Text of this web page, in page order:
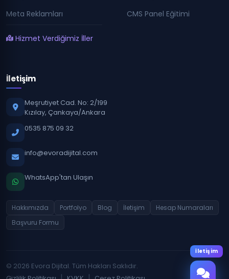
Meta Reklamları
Hizmet Verdiğimiz İller
CMS Panel Eğitimi
İletişim
Meşrutiyet Cad. No: 2/199
Kızılay, Çankaya/Ankara
0535 875 09 32
info@evoradijital.com
WhatsApp'tan Ulaşın
Hakkımızda Portfolyo Blog İletişim
Hesap Numaraları
Başvuru Formu
© 2026 Evora Dijital. Tüm Hakları Saklıdır.
İletişim